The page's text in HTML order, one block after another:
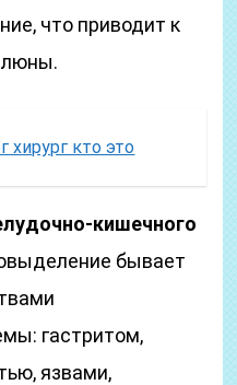
что приводит к
хирург кто это
кишечного
бывает
гастритом,
язвами,